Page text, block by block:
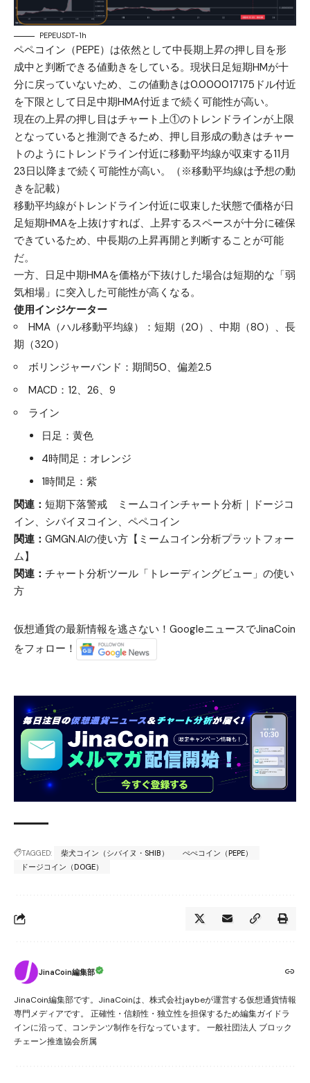
PEPEUSDT-1h
ペペコイン（PEPE）は依然として中長期上昇の押し目を形
成中と判断できる値動きをしている。現状日足短期HMが十
分に戻っていないため、この値動きは0.000017175ドル付近
を下限として日足中期HMA付近まで続く可能性が高い。
現在の上昇の押し目はチャート上①のトレンドラインが上限
となっていると推測できるため、押し目形成の動きはチャー
トのようにトレンドライン付近に移動平均線が収束する11月
23日以降まで続く可能性が高い。（※移動平均線は予想の動
きを記載）
移動平均線がトレンドライン付近に収束した状態で価格が日
足短期HMAを上抜けすれば、上昇するスペースが十分に確保
できているため、中長期の上昇再開と判断することが可能
だ。
一方、日足中期HMAを価格が下抜けした場合は短期的な「弱
気相場」に突入した可能性が高くなる。
使用インジケーター
HMA（ハル移動平均線）：短期（20）、中期（80）、長
期（320）
ボリンジャーバンド：期間50、偏差2.5
MACD：12、26、9
ライン
日足：黄色
4時間足：オレンジ
1時間足：紫
関連： 短期下落警戒 ミームコインチャート分析｜ドージコ
イン、シバイヌコイン、ペペコイン
関連： GMGN.AIの使い方【ミームコイン分析プラットフォー
ム】
関連： チャート分析ツール「トレーディングビュー」の使い
方
仮想通貨の最新情報を逃さない！GoogleニュースでJinaCoin
をフォロー！
TAGGED: 柴犬コイン（シバイヌ・SHIB）
ぺぺコイン（PEPE）
ドージコイン（DOGE）
JinaCoin編集部
JinaCoin編集部です。JinaCoinは、株式会社jaybeが運営する仮想通貨情報
専門メディアです。 正確性・信頼性・独立性を担保するため編集ガイドラ
インに沿って、コンテンツ制作を行なっています。 一般社団法人 ブロック
チェーン推進協会所属